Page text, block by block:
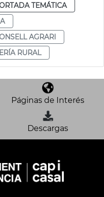
TEMÁTICA
AGRARI
RURAL
Páginas de Interés
Descargas